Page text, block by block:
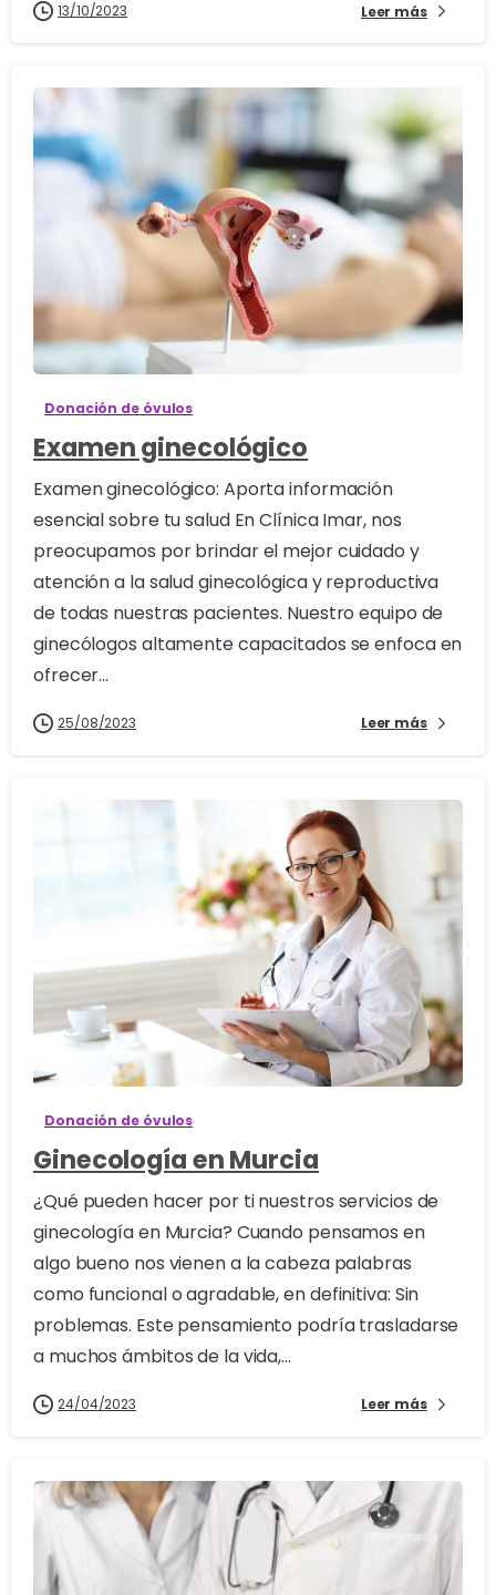
13/10/2023 Leer más
1
Donación de óvulos
Examen ginecológico
Examen ginecológico: Aporta información
esencial sobre tu salud En Clínica Imar, nos
preocupamos por brindar el mejor cuidado y
atención a la salud ginecológica y reproductiva
de todas nuestras pacientes. Nuestro equipo de
ginecólogos altamente capacitados se enfoca en
ofrecer...
25/08/2023 Leer más
0
Donación de óvulos
Ginecología en Murcia
¿Qué pueden hacer por ti nuestros servicios de
ginecología en Murcia? Cuando pensamos en
algo bueno nos vienen a la cabeza palabras
como funcional o agradable, en definitiva: Sin
problemas. Este pensamiento podría trasladarse
a muchos ámbitos de la vida,...
24/04/2023 Leer más